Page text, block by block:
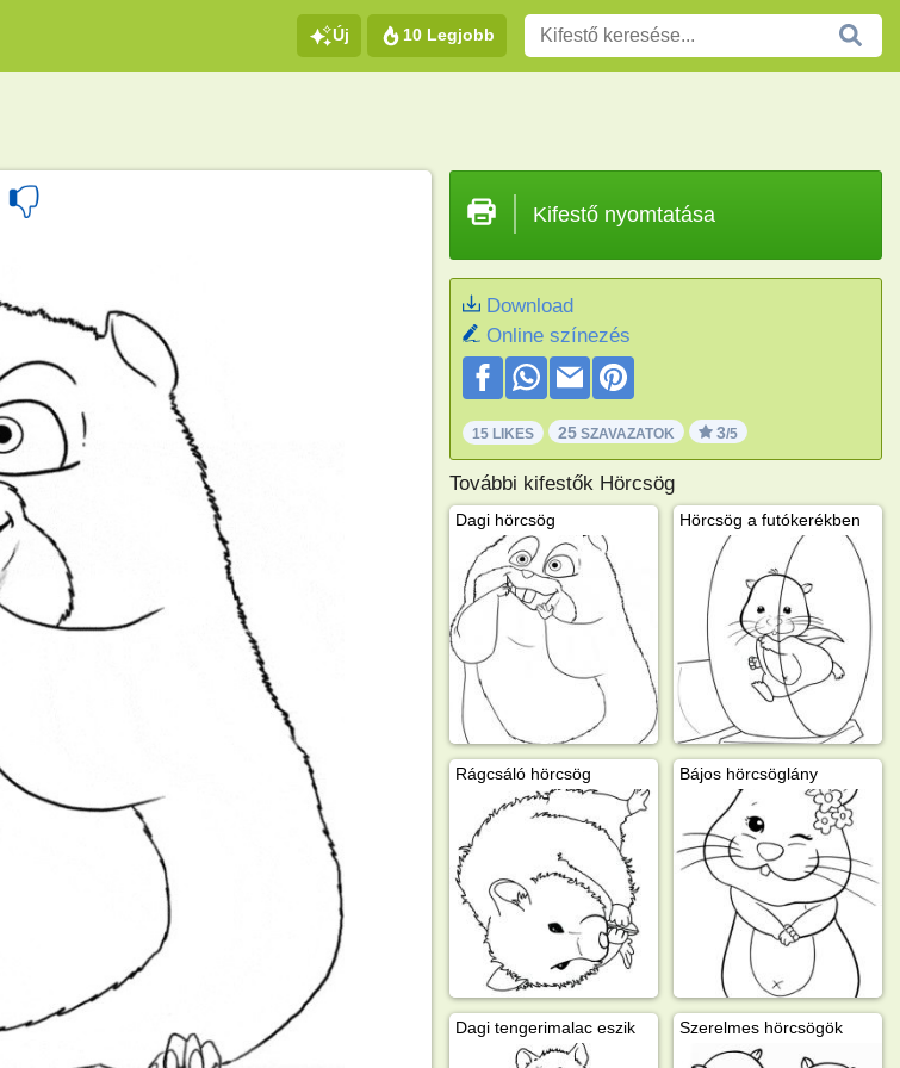
Új 10 Legjobb
Kifestő nyomtatása
Download
Online színezés
15 LIKES 25SZAVAZATOK 3/5
További kifestők Hörcsög
Dagi hörcsög Hörcsög a futókerékben
Rágcsáló hörcsög Bájos hörcsöglány
Dagi tengerimalac eszik Szerelmes hörcsögök